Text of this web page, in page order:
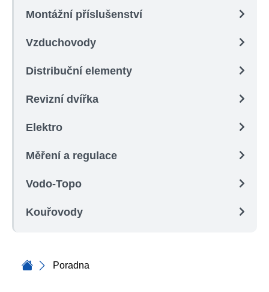
Montážní příslušenství
Vzduchovody
Distribuční elementy
Revizní dvířka
Elektro
Měření a regulace
Vodo-Topo
Kouřovody
Poradna